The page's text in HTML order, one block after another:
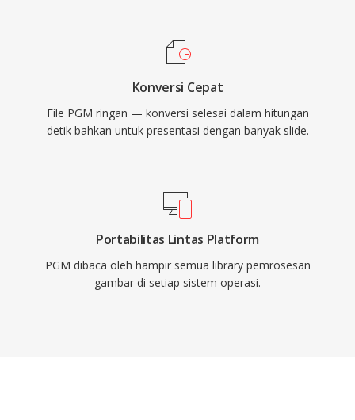
Konversi Cepat
File PGM ringan — konversi selesai dalam hitungan
detik bahkan untuk presentasi dengan banyak slide.
Portabilitas Lintas Platform
PGM dibaca oleh hampir semua library pemrosesan
gambar di setiap sistem operasi.